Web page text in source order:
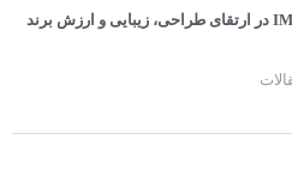
نقش ربات‌های IML در ارتقای طراحی، زیبایی و ارزش برند